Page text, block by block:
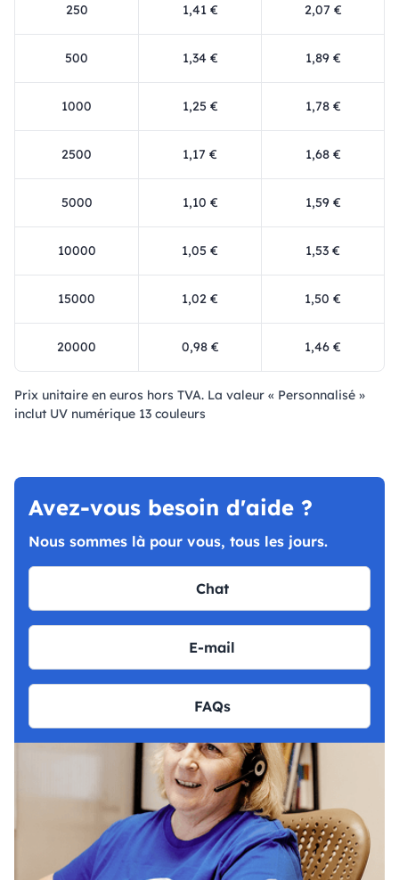
250 1,41 € 2,07 €
500 1,34 € 1,89 €
1000 1,25 € 1,78 €
2500 1,17 € 1,68 €
5000 1,10 € 1,59 €
10000 1,05 € 1,53 €
15000 1,02 € 1,50 €
20000 0,98 € 1,46 €
Prix ​​unitaire en euros hors TVA. La valeur « Personnalisé »
inclut UV numérique 13 couleurs
Avez-vous besoin d'aide ?
Nous sommes là pour vous, tous les jours.
Chat
E-mail
FAQs